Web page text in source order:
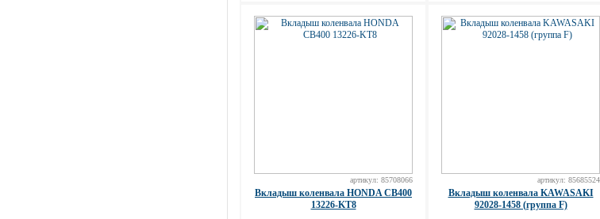
артикул: 85708066
Вкладыш коленвала HONDA CB400
13226-KT8
артикул: 85685524
Вкладыш коленвала KAWASAKI
92028-1458 (группа F)